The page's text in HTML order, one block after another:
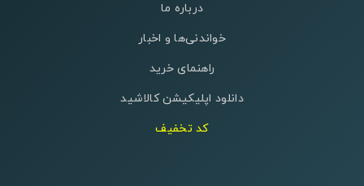
درباره ما
خواندنی‌ها و اخبار
راهنمای خرید
دانلود اپلیکیشن کالاشید
کد تخفیف